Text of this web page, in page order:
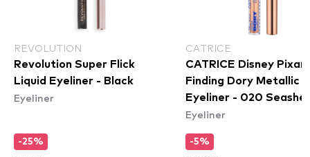
REVOLUTION
Revolution Super Flick
Liquid Eyeliner - Black
Eyeliner
-25%
CATRICE
CATRICE Disney Pixar
Finding Dory Metallic
Eyeliner - 020
Sparkle
Eyeliner
-5%